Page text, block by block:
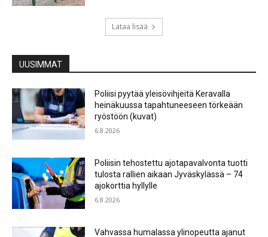
Lataa lisää
UUSIMMAT
Poliisi pyytää yleisövihjeitä Keravalla
heinäkuussa tapahtuneeseen törkeään
ryöstöön (kuvat)
6.8.2026
Poliisin tehostettu ajotapavalvonta tuotti
tulosta rallien aikaan Jyväskylässä – 74
ajokorttia hyllylle
6.8.2026
Vahvassa humalassa ylinopeutta ajanut